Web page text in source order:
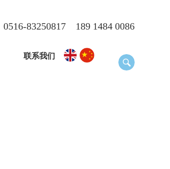
0516-83250817 189 1484 0086
联系我们